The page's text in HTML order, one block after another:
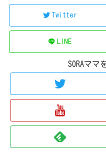
Twitter
LINE
SORAママ